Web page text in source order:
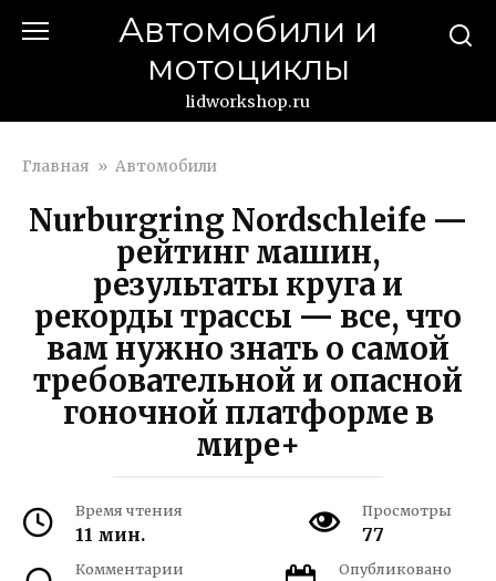
Автомобили и
мотоциклы
lidworkshop.ru
Главная » Автомобили
Nurburgring Nordschleife —
рейтинг машин,
результаты круга и
рекорды трассы — все, что
вам нужно знать о самой
требовательной и опасной
гоночной платформе в
мире+
Время чтения
11 мин.
Просмотры
77
Комментарии Опубликовано